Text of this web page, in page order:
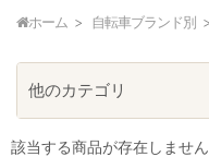
ホーム 自転車ブランド別
該当する商品が存在しません
他のカテゴリ